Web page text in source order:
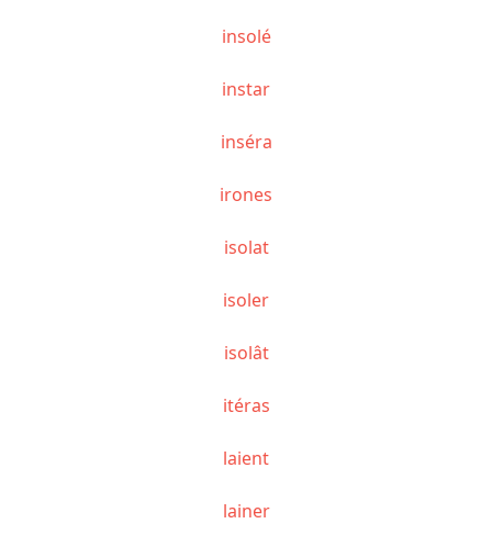
insolé
instar
inséra
irones
isolat
isoler
isolât
itéras
laient
lainer